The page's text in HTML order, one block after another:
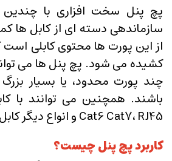
پچ پنل سخت افزاری با
سازماندهی دسته ای از کابل ها
از این پورت ها محتوی کابلی
کشیده می شود. پچ پنل ها می
چند پورت محدود، یا بسیار
باشند. همچنین می توانند با
Cat6 Cat7، RJ45 و انواع دیگر کابل ها سازگاری دارند.
کاربرد پچ پنل چیست؟